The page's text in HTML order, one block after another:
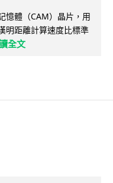
憶體（CAM）晶片，用
明距離計算速度比標準
全文